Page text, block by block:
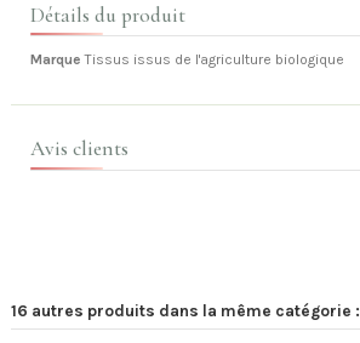
Détails du produit
Marque Tissus issus de l'agriculture biologique
Avis clients
16 autres produits dans la même catégorie :